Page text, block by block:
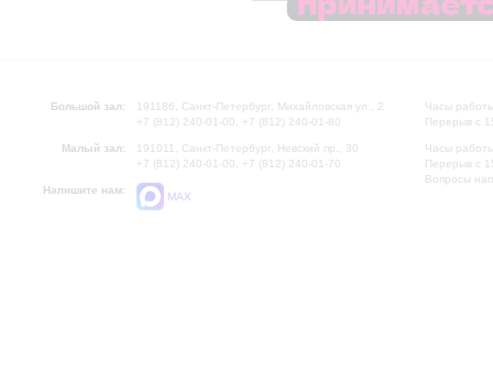
Большой зал:
191186, Санкт-Петербург, Михайловская ул., 2
+7 (812) 240-01-00, +7 (812) 240-01-80
Малый зал:
191011, Санкт-Петербург, Невский пр., 30
+7 (812) 240-01-00, +7 (812) 240-01-70
Напишите нам:
MAX
Часы
Перерыв с
Часы
Перерыв с
Вопросы